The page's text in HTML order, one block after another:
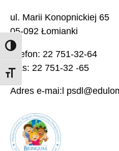
TOGGLE HIGH CONTRAST
TOGGLE FONT SIZE
ul. Marii Konopnickiej 65
05-092 Łomianki
telefon: 22 751-32-64
faks: 22 751-32 -65
Adres e-mai:l